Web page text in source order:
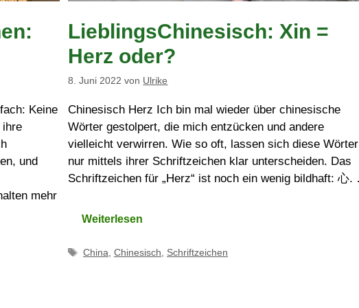
Keine
ihre
und
mehr
LieblingsChinesisch: Xin =
Herz oder?
8. Juni 2022 von Ulrike
Chinesisch Herz Ich bin mal wieder über chinesische
Wörter gestolpert, die mich entzücken und andere
vielleicht verwirren. Wie so oft, lassen sich diese Wörter
nur mittels ihrer Schriftzeichen klar unterscheiden. Das
Schriftzeichen für „Herz“ ist noch ein wenig bildhaft: 心
Weiterlesen
Schlagwörter
China ,Chinesisch Schriftzeichen